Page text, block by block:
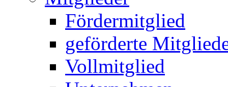
Fördermitglied
geförderte
Vollmitglied